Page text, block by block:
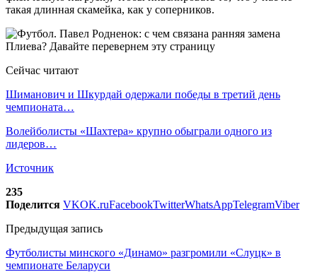
такая длинная скамейка, как у соперников.
Сейчас читают
Шиманович и Шкурдай одержали победы в третий день
чемпионата…
Волейболисты «Шахтера» крупно обыграли одного из
лидеров…
Источник
235
Поделится VKOK.ruFacebookTwitterWhatsAppTelegramViber
Предыдущая запись
Футболисты минского «Динамо» разгромили «Слуцк» в
чемпионате Беларуси